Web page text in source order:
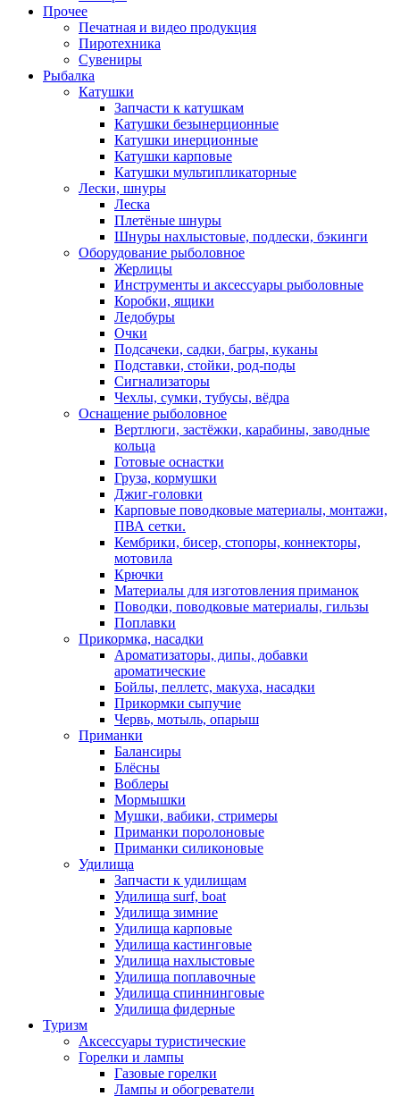
Прочее
Печатная и видео продукция
Пиротехника
Сувениры
Рыбалка
Катушки
Запчасти к катушкам
Катушки безынерционные
Катушки инерционные
Катушки карповые
Катушки мультипликаторные
Лески, шнуры
Леска
Плетёные шнуры
Шнуры нахлыстовые, подлески, бэкинги
Оборудование рыболовное
Жерлицы
Инструменты и аксессуары рыболовные
Коробки, ящики
Ледобуры
Очки
Подсачеки, садки, багры, куканы
Подставки, стойки, род-поды
Сигнализаторы
Чехлы, сумки, тубусы, вёдра
Оснащение рыболовное
Вертлюги, застёжки, карабины, заводные
кольца
Готовые оснастки
Груза, кормушки
Джиг-головки
Карповые поводковые материалы, монтажи,
ПВА сетки.
Кембрики, бисер, стопоры, коннекторы,
мотовила
Крючки
Материалы для изготовления приманок
Поводки, поводковые материалы, гильзы
Поплавки
Прикормка, насадки
Ароматизаторы, дипы, добавки
ароматические
Бойлы, пеллетс, макуха, насадки
Прикормки сыпучие
Червь, мотыль, опарыш
Приманки
Балансиры
Блёсны
Воблеры
Мормышки
Мушки, вабики, стримеры
Приманки поролоновые
Приманки силиконовые
Удилища
Запчасти к удилищам
Удилища surf, boat
Удилища зимние
Удилища карповые
Удилища кастинговые
Удилища нахлыстовые
Удилища поплавочные
Удилища спиннинговые
Удилища фидерные
Туризм
Аксессуары туристические
Горелки и лампы
Газовые горелки
Лампы и обогреватели